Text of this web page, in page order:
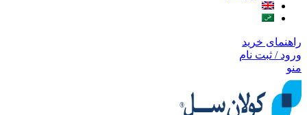
راهنمای خرید
ورود / ثبت نام
منو